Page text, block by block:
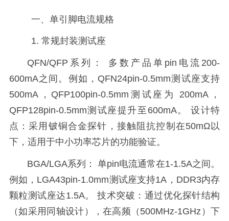
一、单引脚电流规格
1.常规封装测试座
QFN/QFP系列： 多数产品单pin电流200-
600mA之间。例如，QFN24pin-0.5mm测试座支持
500mA，QFP100pin-0.5mm测试座为 200mA，
QFP128pin-0.5mm测试座提升至600mA。 设计特
点：采用铍铜合金探针，接触阻抗控制在50mΩ以
下，适用于中小功率芯片的功能验证。
BGA/LGA系列： 单pin电流通常在1-1.5A之间。
例如，LGA43pin-1.0mm测试座支持1A，DDR3内存
颗粒测试座达1.5A。 技术突破：通过优化探针结构
（如采用同轴设计），在高频（500MHz-1GHz）下